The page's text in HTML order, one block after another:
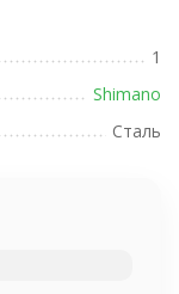
1
Shimano
Сталь